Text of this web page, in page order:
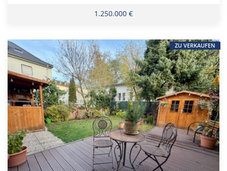
1.250.000 €
ZU VERKAUFEN